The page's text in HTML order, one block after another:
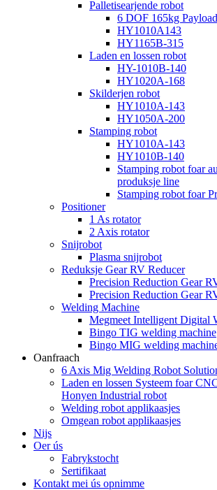
Palletisearjende robot
6 DOF 165kg
HY1010A143
HY1165B-315
Laden en lossen robot
HY-1010B-140
HY1020A-168
Skilderjen robot
HY1010A-143
HY1050A-200
Stamping robot
HY1010A-143
HY1010B-140
Stamping robot foar
produksje line
Stamping robot foar
Positioner
1 As rotator
2 Axis rotator
Snijrobot
Plasma snijrobot
Reduksje Gear RV Reducer
Precision Reduction Gear
Precision Reduction Gear
Welding Machine
Megmeet Intelligent Digital
Bingo TIG welding machine
Bingo MIG welding
Oanfraach
6 Axis Mig Welding Robot
Laden en lossen Systeem foar
Honyen Industrial robot
Welding robot applikaasjes
Omgean robot applikaasjes
Nijs
Oer ús
Fabrykstocht
Sertifikaat
Kontakt mei ús opnimme